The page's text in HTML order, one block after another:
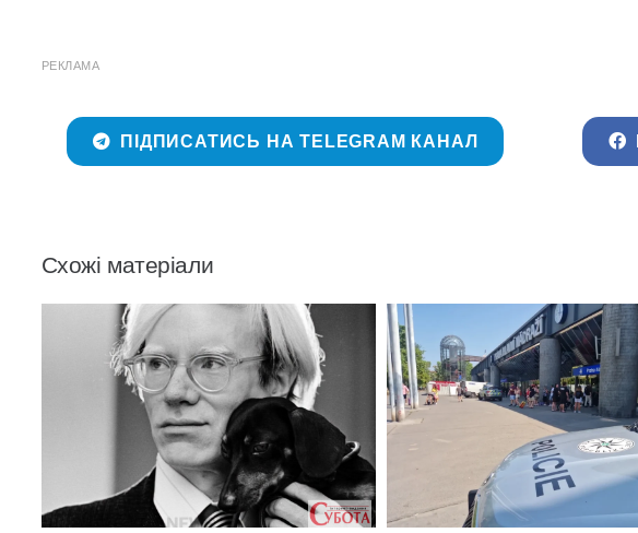
РЕКЛАМА
ПІДПИСАТИСЬ НА TELEGRAM КАНАЛ
Схожі матеріали